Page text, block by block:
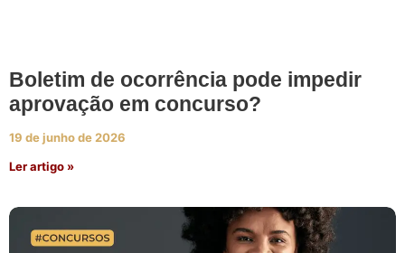
Boletim de ocorrência pode impedir
aprovação em concurso?
19 de junho de 2026
Ler artigo »